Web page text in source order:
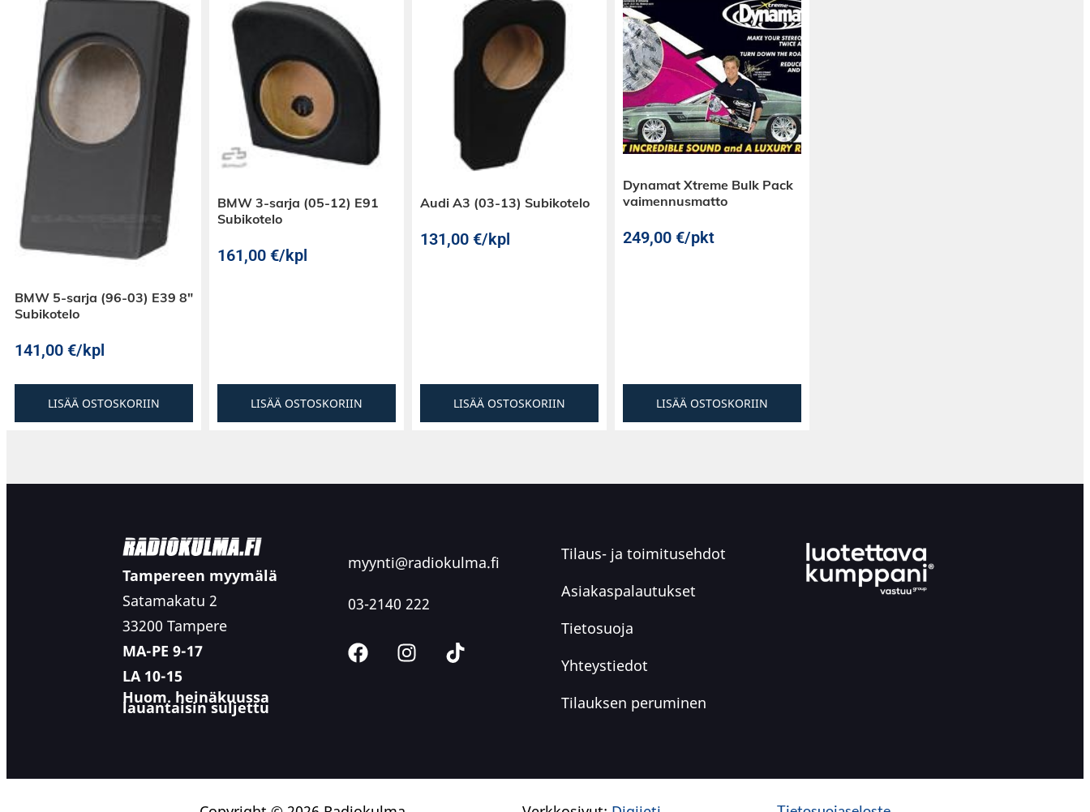
BMW 5-sarja (96-03) E39 8″
Subikotelo
141,00 €/kpl
LISÄÄ OSTOSKORIIN
BMW 3-sarja (05-12) E91
Subikotelo
161,00 €/kpl
LISÄÄ OSTOSKORIIN
Audi A3 (03-13) Subikotelo
131,00 €/kpl
LISÄÄ OSTOSKORIIN
Dynamat Xtreme Bulk Pack
vaimennusmatto
249,00 €/pkt
LISÄÄ OSTOSKORIIN
Tampereen myymälä
Satamakatu 2
33200 Tampere
MA-PE 9-17
LA 10-15
Huom. heinäkuussa
lauantaisin suljettu
myynti@radiokulma.fi
03-2140 222
Tilaus- ja toimitusehdot
Asiakaspalautukset
Tietosuoja
Yhteystiedot
Tilauksen peruminen